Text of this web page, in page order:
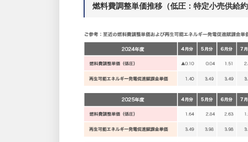
燃料費調整単価推移（低圧：特定小売供給